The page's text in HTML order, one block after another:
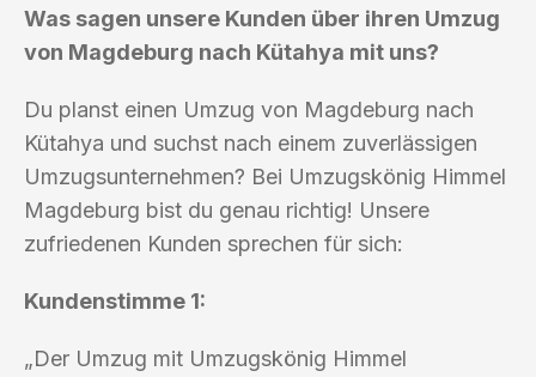
Was sagen unsere Kunden über ihren Umzug
von Magdeburg nach Kütahya mit uns?
Du planst einen Umzug von Magdeburg nach
Kütahya und suchst nach einem zuverlässigen
Umzugsunternehmen? Bei Umzugskönig Himmel
Magdeburg bist du genau richtig! Unsere
zufriedenen Kunden sprechen für sich:
Kundenstimme 1:
„Der Umzug mit Umzugskönig Himmel